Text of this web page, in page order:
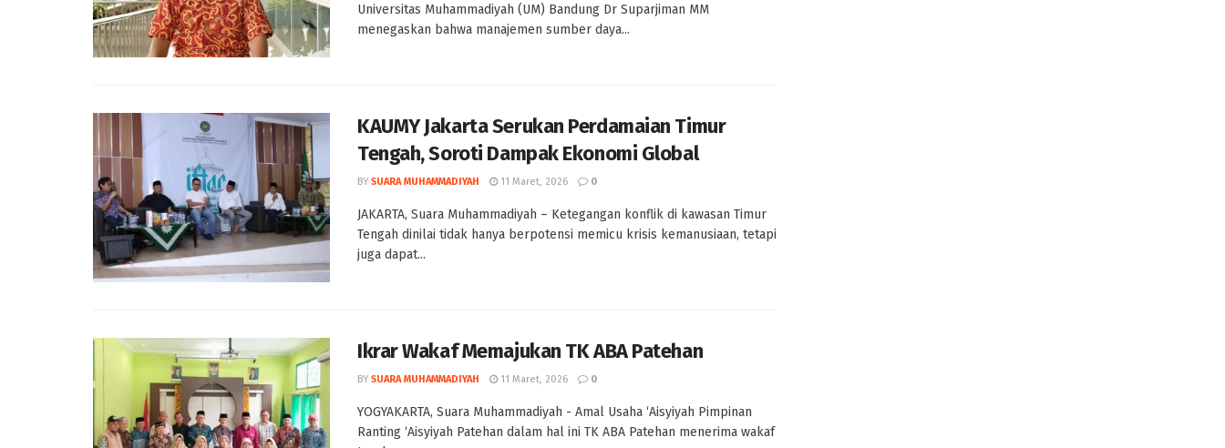
Universitas Muhammadiyah (UM) Bandung Dr Suparjiman MM
menegaskan bahwa manajemen sumber daya...
KAUMY Jakarta Serukan Perdamaian Timur
Tengah, Soroti Dampak Ekonomi Global
BY SUARA MUHAMMADIYAH 11 Maret, 2026 0
JAKARTA, Suara Muhammadiyah – Ketegangan konflik di kawasan Timur
Tengah dinilai tidak hanya berpotensi memicu krisis kemanusiaan, tetapi
juga dapat...
Ikrar Wakaf Memajukan TK ABA Patehan
BY SUARA MUHAMMADIYAH 11 Maret, 2026 0
YOGYAKARTA, Suara Muhammadiyah - Amal Usaha ‘Aisyiyah Pimpinan
Ranting ‘Aisyiyah Patehan dalam hal ini TK ABA Patehan menerima wakaf